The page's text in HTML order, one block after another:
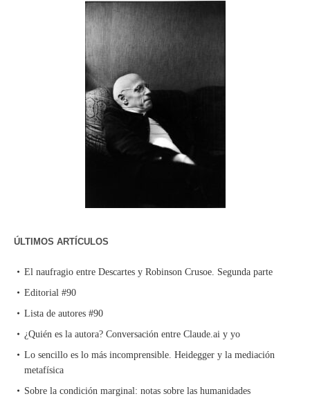
ÚLTIMOS ARTÍCULOS
El naufragio entre Descartes y Robinson Crusoe. Segunda parte
Editorial #90
Lista de autores #90
¿Quién es la autora? Conversación entre Claude.ai y yo
Lo sencillo es lo más incomprensible. Heidegger y la mediación
metafísica
Sobre la condición marginal: notas sobre las humanidades